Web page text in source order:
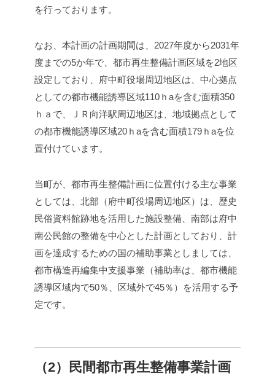
を行っております。
なお、本計画の計画期間は、2027年度から2031年
度までの5か年で、都市再生整備計画区域を2地区
設定しており、府中町役場周辺地区は、中心拠点
としての都市機能誘導区域110ｈaを含む面積350
ｈａで、ＪＲ向洋駅周辺地区は、地域拠点として
の都市機能誘導区域20ｈaを含む面積179ｈaを位
置付けています。
当町が、都市再生整備計画に位置付ける主な事業
としては、北部（府中町役場周辺地区）は、歴史
民俗資料館跡地を活用した施設整備、南部は府中
南公民館の整備を中心とした計画としており、計
画を達成するための国の補助事業としましては、
都市構造再編集中支援事業（補助率は、都市機能
誘導区域内で50％、区域外で45％）を活用する予
定です。
（2）民間都市再生整備事業計画